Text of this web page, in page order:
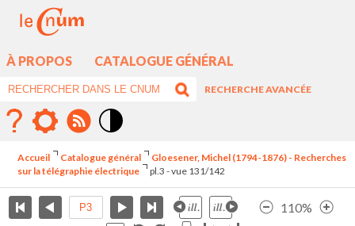
À PROPOS CATALOGUE GÉNÉRAL
RECHERCHE AVANCÉE
élévé
Accueil Catalogue général
Gloesener, Michel (1794-1876) - Recherches
sur la télégraphie électrique
pl.3 - vue 131/142
110%